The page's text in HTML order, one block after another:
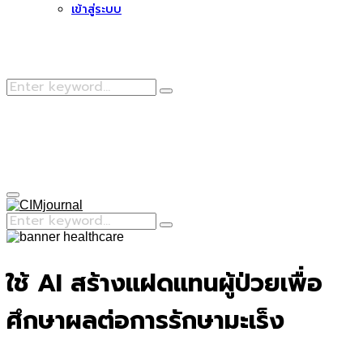
เข้าสู่ระบบ
Search
Search
Primary
Menu
Search
for:
Search
ใช้ AI สร้างแฝดแทนผู้ป่วยเพื่อ
ศึกษาผลต่อการรักษามะเร็ง